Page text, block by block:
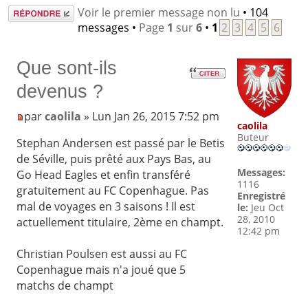
Répondre Voir le premier message non lu • 104
messages • Page 1 sur6• 1 2 3 4 5 6
Que sont-ils
devenus ?
parcaolila » Lun Jan 26, 2015 7:52 pm
Stephan Andersen est passé par le Betis
de Séville, puis prêté aux Pays Bas, au
Go Head Eagles et enfin transféré
gratuitement au FC Copenhague. Pas
mal de voyages en 3 saisons ! Il est
actuellement titulaire, 2ème en champt.
Christian Poulsen est aussi au FC
Copenhague mais n'a joué que 5
matchs de champt
caolila
Buteur
Messages:
1116
Enregistré
le: Jeu Oct
28, 2010
12:42 pm